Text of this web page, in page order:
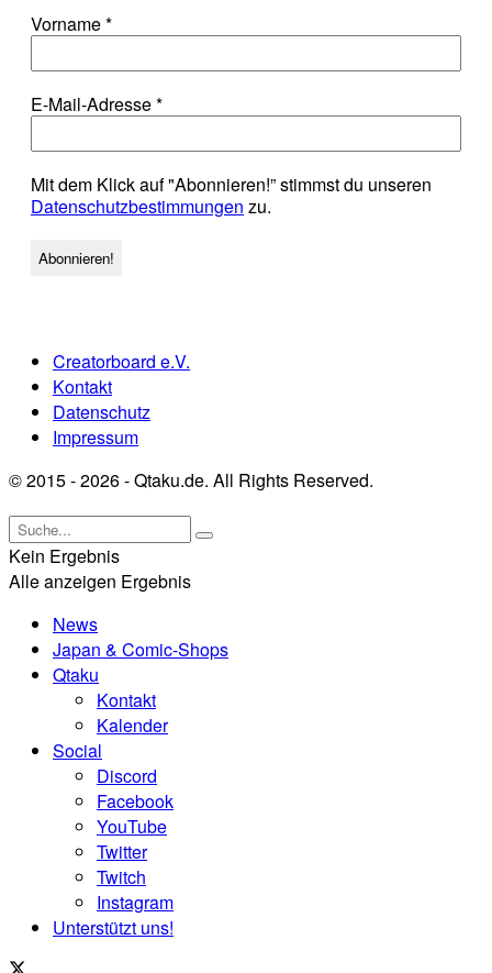
Vorname*
E-Mail-Adresse*
Mit dem Klick auf "Abonnieren!” stimmst du unseren
Datenschutzbestimmungen zu.
Creatorboard e.V.
Kontakt
Datenschutz
Impressum
© 2015 - 2026 - Qtaku.de. All Rights Reserved.
Kein Ergebnis
Alle anzeigen Ergebnis
News
Japan & Comic-Shops
Qtaku
Kontakt
Kalender
Social
Discord
Facebook
YouTube
Twitter
Twitch
Instagram
Unterstützt uns!